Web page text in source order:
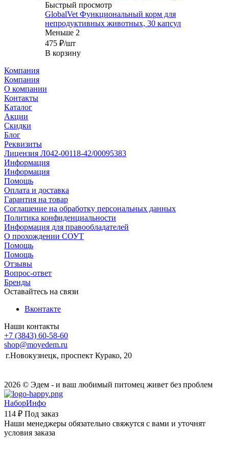
Быстрый просмотр
GlobalVet Функциональный корм для
непродуктивных животных, 30 капсул
Меньше 2
475 ₽/шт
В корзину
Компания
Компания
О компании
Контакты
Каталог
Акции
Скидки
Блог
Реквизиты
Лицензия Л042-00118-42/00095383
Информация
Информация
Помощь
Оплата и доставка
Гарантия на товар
Соглашение на обработку персональных данных
Политика конфиденциальности
Информация для правообладателей
О прохождении СОУТ
Помощь
Помощь
Отзывы
Вопрос-ответ
Бренды
Оставайтесь на связи
Вконтакте
Наши контакты
+7 (3843) 60-58-60
shop@moyedem.ru
г.Новокузнецк, проспект Курако, 20
2026 © Эдем - и ваш любимый питомец живет без проблем
НаборИнфо
114 ₽ Под заказ
Наши менеджеры обязательно свяжутся с вами и уточнят
условия заказа